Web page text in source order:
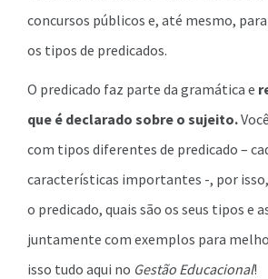
concursos públicos e, até mesmo,
os tipos de predicados.
O predicado faz parte da gramática e
que é declarado sobre o sujeito.
com tipos diferentes de predicado –
características importantes -, por isso,
o predicado, quais são os seus tipos e
juntamente com exemplos para
isso tudo aqui no Gestão Educacional!